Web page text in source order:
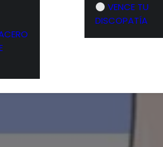
VENCE TU
DISCOPATÍA